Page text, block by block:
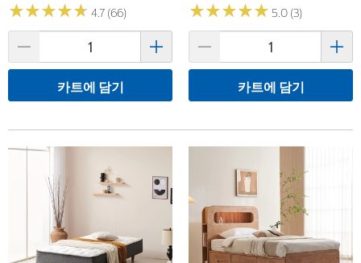
★★★★★
★★★★★ 4.7 (66)
카트에 담기
★★★★★
★★★★★ 5.0 (3)
카트에 담기